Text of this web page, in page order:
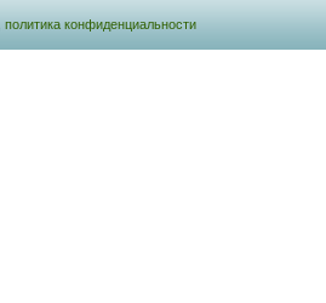
политика конфиденциальности